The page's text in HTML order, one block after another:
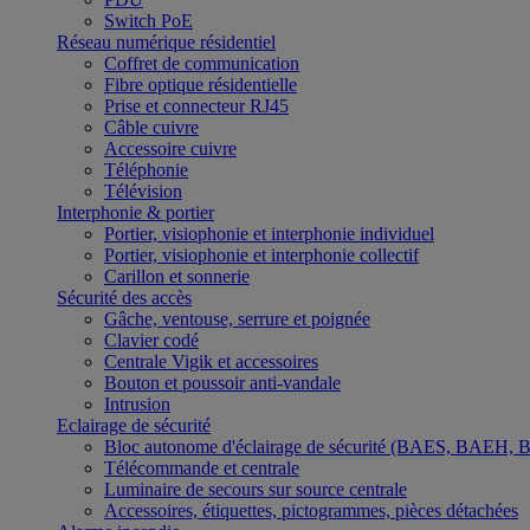
Switch PoE
Réseau numérique résidentiel
Coffret de communication
Fibre optique résidentielle
Prise et connecteur RJ45
Câble cuivre
Accessoire cuivre
Téléphonie
Télévision
Interphonie & portier
Portier, visiophonie et interphonie individuel
Portier, visiophonie et interphonie collectif
Carillon et sonnerie
Sécurité des accès
Gâche, ventouse, serrure et poignée
Clavier codé
Centrale Vigik et accessoires
Bouton et poussoir anti-vandale
Intrusion
Eclairage de sécurité
Bloc autonome d'éclairage de sécurité (BAES,
Télécommande et centrale
Luminaire de secours sur source centrale
Accessoires, étiquettes, pictogrammes, pièces détachées